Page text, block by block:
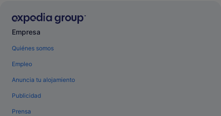
Empresa
Quiénes somos
Empleo
Anuncia tu alojamiento
Publicidad
Prensa